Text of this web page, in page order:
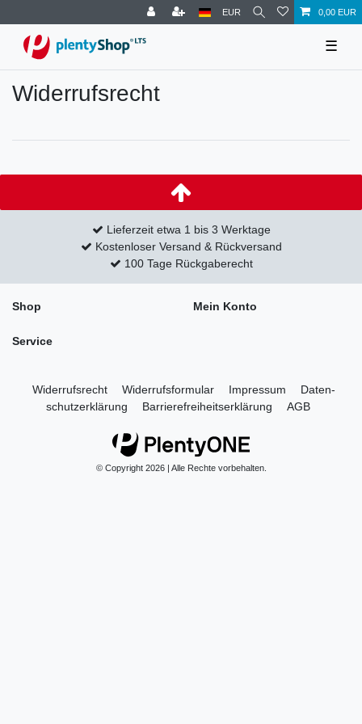
EUR 0,00 EUR
☰
Widerrufs­recht
Lieferzeit etwa 1 bis 3 Werktage
Kostenloser Versand & Rückversand
100 Tage Rückgaberecht
Shop Mein Konto
Service
Widerrufs­recht Widerrufs­formular Impressum
Daten­
schutz­erklärung
Barrierefreiheitserklärung AGB
© Copyright 2026 | Alle Rechte vorbehalten.